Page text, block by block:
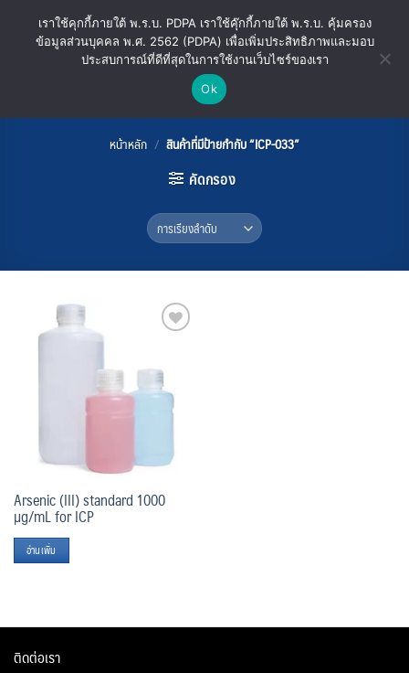
ICP-033
หน้าหลัก / สินค้าที่มีป้ายกำกับ “ICP-033”
คัดกรอง
wishlist
Arsenic (III) standard 1000
µg/mL for ICP
อ่านเพิ่ม
ติดต่อเรา
เราใช้คุกกี้ภายใต้ พ.ร.บ. PDPA เราใช้คุ๊กกี้ภายใต้ พ.ร.บ. คุ้มครอง
ข้อมูลส่วนบุคคล พ.ศ. 2562 (PDPA) เพื่อเพิ่มประสิทธิภาพและมอบ
ประสบการณ์ที่ดีที่สุดในการใช้งานเว็บไซร์ของเรา
Ok